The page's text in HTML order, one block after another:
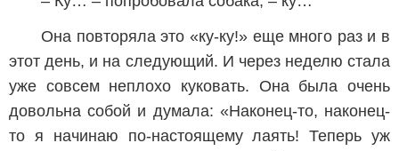
Она повторяла это «ку-ку!» еще много раз и в
этот день, и на следующий. И через неделю стала
уже совсем неплохо куковать. Она была очень
довольна собой и думала: «Наконец-то, наконец-
то я начинаю по-настоящему лаять! Теперь уж